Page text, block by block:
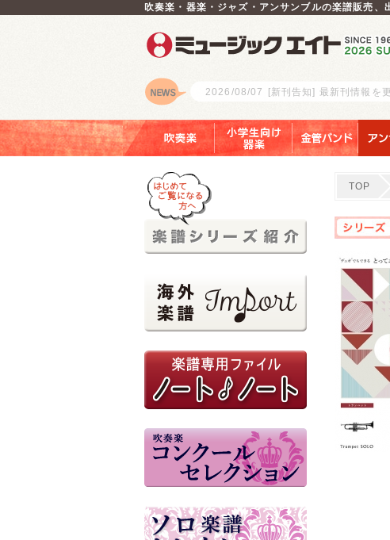
吹奏楽・器楽・ジャズ・アンサンブルの楽譜販売、
ロゴ
2026/08/07 [新刊告知] 最新刊情報を
TOP